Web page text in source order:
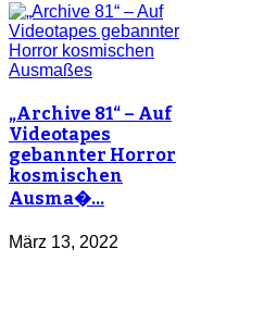
„Archive 81“ – Auf
Videotapes
gebannter Horror
kosmischen
Ausma�…
März 13, 2022